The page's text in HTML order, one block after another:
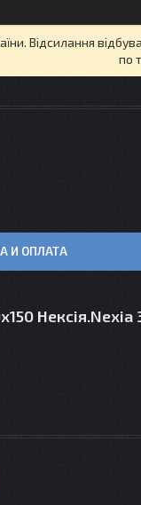
Відсилання
по
И ОПЛАТА
Нексія.Nexia